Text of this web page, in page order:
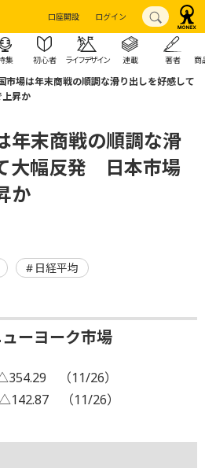
口座開設 ログイン
集 初心者 ライフデザイン 連載 著者 商
市場は年末商戦の順調な滑り出しを好感して
昇か
年末商戦の順調な滑
大幅反発 日本市場
か
日経平均
ューヨーク市場
（11/26）
（11/26）